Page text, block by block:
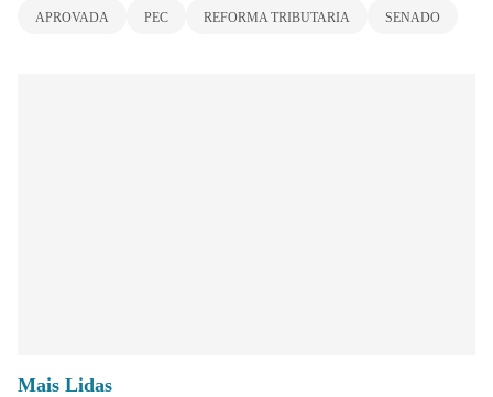
APROVADA PEC REFORMA TRIBUTARIA SENADO
Mais Lidas